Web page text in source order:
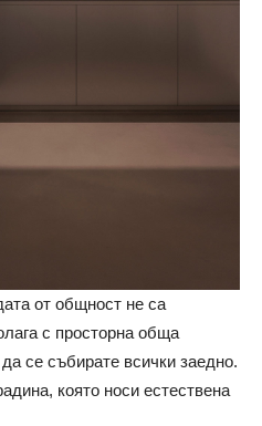
от общност не са
с просторна обща
се събирате всички заедно.
която носи естествена